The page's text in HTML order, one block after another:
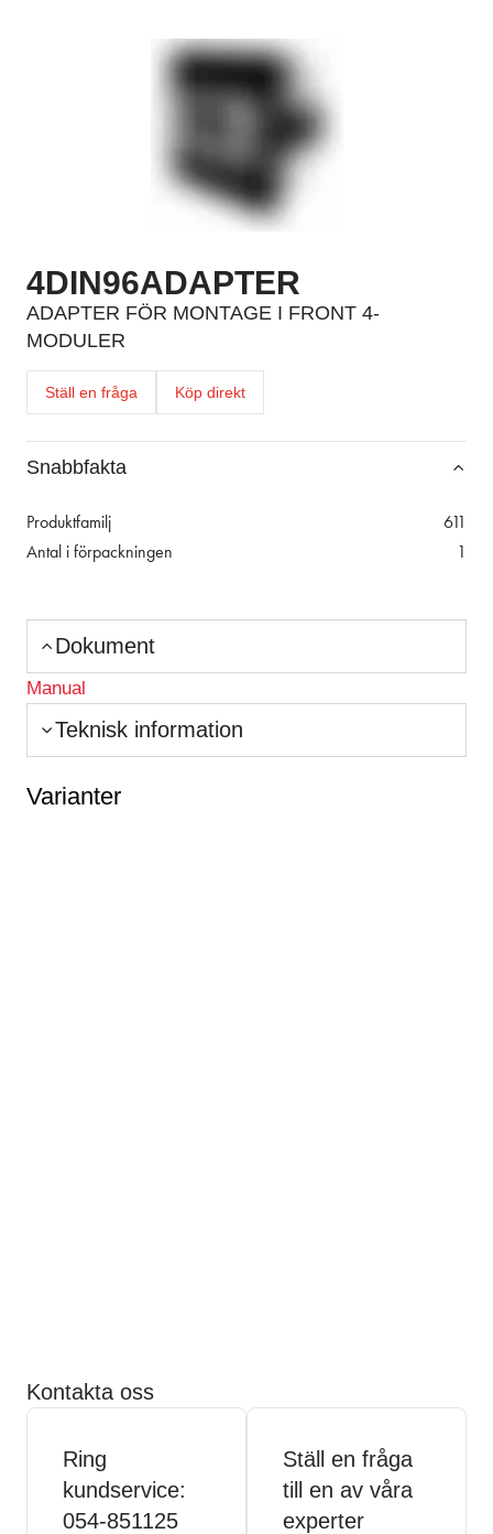
4DIN96ADAPTER
ADAPTER FÖR MONTAGE I FRONT 4-
MODULER
Ställ en fråga Köp direkt
Snabbfakta
Produktfamilj
611
Antal i förpackningen
1
Dokument
Manual
Teknisk information
Varianter
Kontakta oss
Ring
kundservice:
054-851125
Ställ en fråga
till en av våra
experter